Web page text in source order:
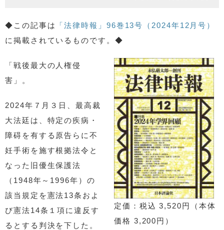
◆この記事は
「法律時報」96巻13号（2024年12月号）
に掲載されているものです。◆
定価：税込 3,520円（本体
価格 3,200円）
「戦後最大の人権侵
害」。
2024年７月３日、最高裁
大法廷は、特定の疾病・
障碍を有する原告らに不
妊手術を施す根拠法令と
なった旧優生保護法
（1948年～1996年）の
該当規定を憲法13条およ
び憲法14条１項に違反す
るとする判決を下した。